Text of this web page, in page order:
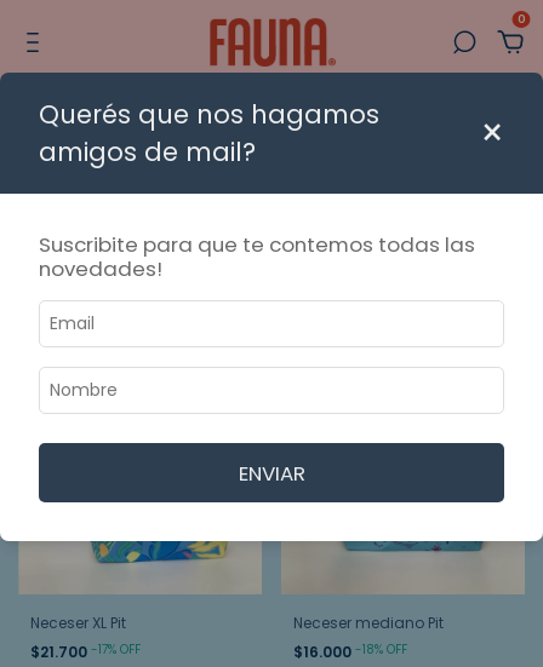
0
| 🚚 Envío gratis a todo el país desde $80.000 | 💳 3 cuotas sin interés |
Colecciones y collabs
Neceser XL Pit
$21.700 -17% OFF
Neceser mediano Pit
$16.000 -18% OFF
Querés que nos hagamos
amigos de mail?
×
Suscribite para que te contemos todas las
novedades!
ENVIAR